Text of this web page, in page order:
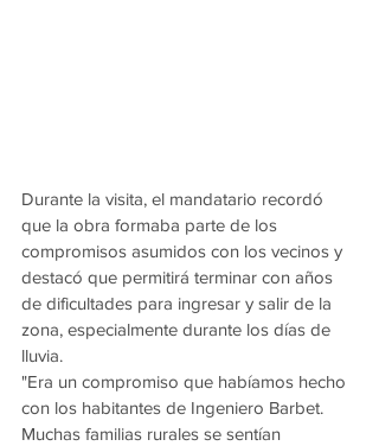
Durante la visita, el mandatario recordó
que la obra formaba parte de los
compromisos asumidos con los vecinos y
destacó que permitirá terminar con años
de dificultades para ingresar y salir de la
zona, especialmente durante los días de
lluvia.
"Era un compromiso que habíamos hecho
con los habitantes de Ingeniero Barbet.
Muchas familias rurales se sentían